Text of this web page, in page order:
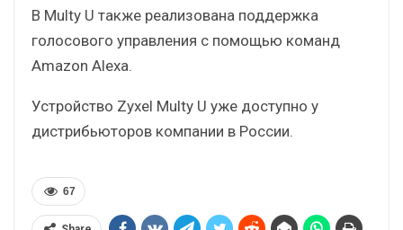
В Multy U также реализована поддержка
голосового управления с помощью команд
Amazon Alexa.
Устройство Zyxel Multy U уже доступно у
дистрибьюторов компании в России.
67